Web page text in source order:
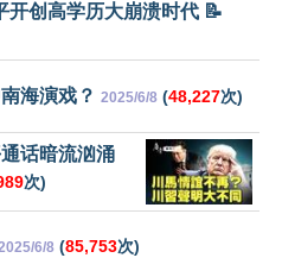
开创高学历大崩溃时代 📝
海演戏？ 2025/6/8 (48,227次)
话暗流汹涌
次)
6/8 (85,753次)